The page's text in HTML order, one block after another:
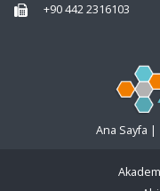
+90 442 2316103
Ana Sayfa |